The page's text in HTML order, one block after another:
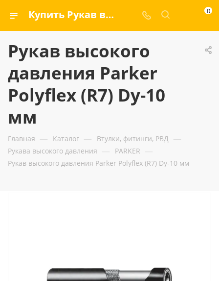
Купить Рукав высокого давления Parker Polyflex (R7) Dу-10 мм — ООО «ГИДРАМАКС» 0
Рукав высокого
давления Parker
Polyflex (R7) Dу-10
мм
Главная — Каталог — Втулки, фитинги, РВД —
Рукава высокого давления — PARKER —
Рукав высокого давления Parker Polyflex (R7) Dу-10 мм